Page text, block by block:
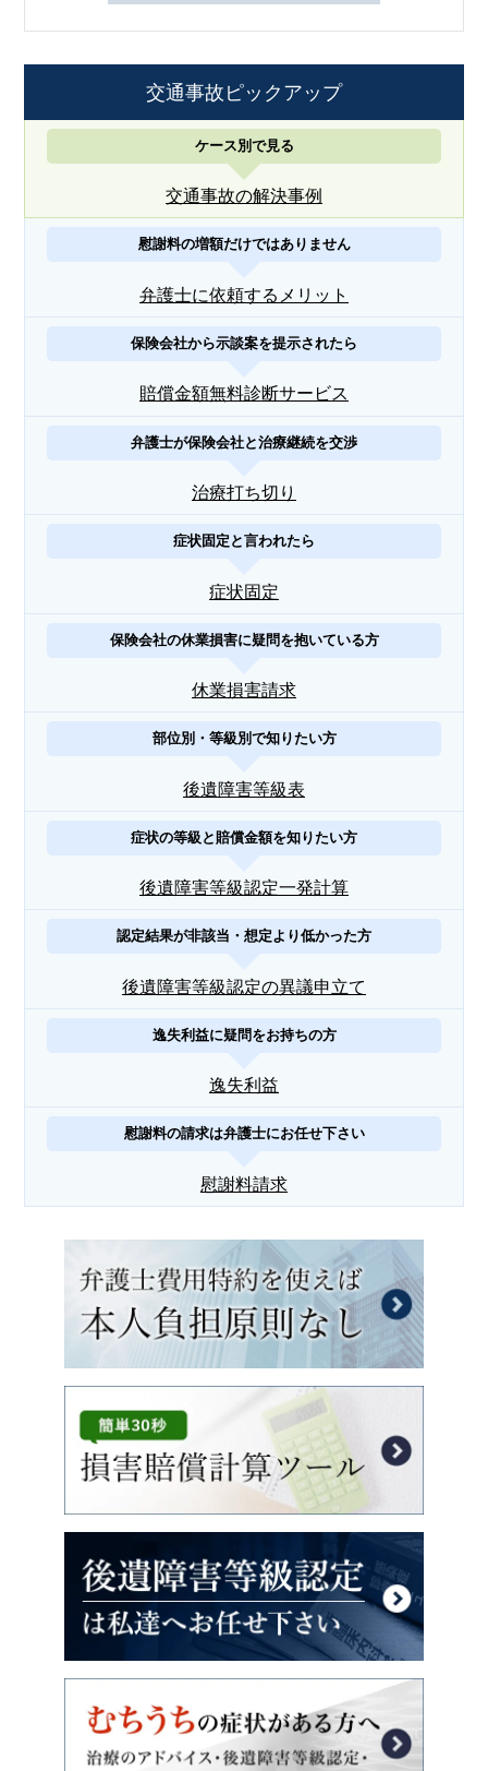
交通事故ピックアップ
ケース別で見る
交通事故の解決事例
慰謝料の増額だけではありません
弁護士に依頼するメリット
保険会社から示談案を提示されたら
賠償金額無料診断サービス
弁護士が保険会社と治療継続を交渉
治療打ち切り
症状固定と言われたら
症状固定
保険会社の休業損害に疑問を抱いている方
休業損害請求
部位別・等級別で知りたい方
後遺障害等級表
症状の等級と賠償金額を知りたい方
後遺障害等級認定一発計算
認定結果が非該当・想定より低かった方
後遺障害等級認定の異議申立て
逸失利益に疑問をお持ちの方
逸失利益
慰謝料の請求は弁護士にお任せ下さい
慰謝料請求